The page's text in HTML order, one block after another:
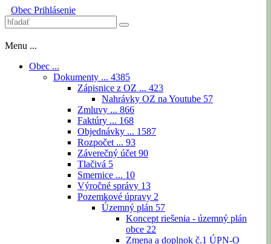
Obec Prihlásenie
Menu ...
Obec ...
Dokumenty ... 4385
Zápisnice z OZ ... 423
Nahrávky OZ na Youtube 57
Zmluvy ... 866
Faktúry ... 168
Objednávky ... 1587
Rozpočet ... 93
Záverečný účet 90
Tlačivá 5
Smernice ... 10
Výročné správy 13
Pozemkové úpravy 2
Územný plán 57
Koncept riešenia - územný plán
obce 22
Zmena a doplnok č.1 ÚPN-O